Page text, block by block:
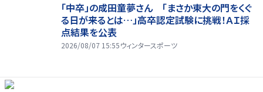
「中卒」の成田童夢さん 「まさか東大の門をくぐ
る日が来るとは…」高卒認定試験に挑戦！ＡＩ採
点結果を公表
2026/08/07 15:55ウィンタースポーツ